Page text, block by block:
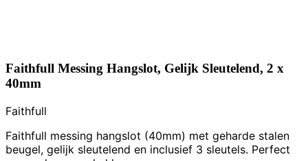
Faithfull Messing Hangslot, Gelijk Sleutelend, 2 x
40mm
Faithfull
Faithfull messing hangslot (40mm) met geharde stalen
beugel, gelijk sleutelend en inclusief 3 sleutels. Perfect